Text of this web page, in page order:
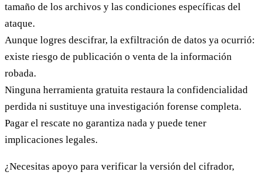
tamaño de los archivos y las condiciones específicas del
ataque.
Aunque logres descifrar, la exfiltración de datos ya ocurrió:
existe riesgo de publicación o venta de la información
robada.
Ninguna herramienta gratuita restaura la confidencialidad
perdida ni sustituye una investigación forense completa.
Pagar el rescate no garantiza nada y puede tener
implicaciones legales.
¿Necesitas apoyo para verificar la versión del cifrador,